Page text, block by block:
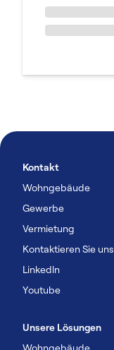
Kontakt
Wohngebäude
Gewerbe
Vermietung
Kontaktieren Sie uns
Linkedln
Youtube
Unsere Lösungen
Wohngebäude